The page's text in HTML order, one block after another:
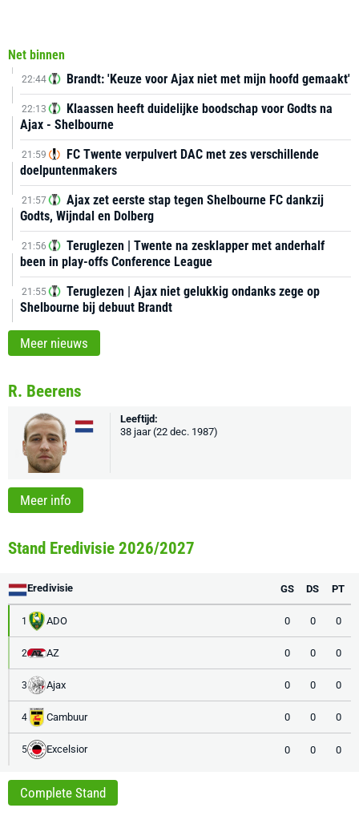
Net binnen
22:44 Brandt: 'Keuze voor Ajax niet met mijn hoofd gemaakt'
22:13
Klaassen heeft duidelijke boodschap voor Godts na
Ajax - Shelbourne
21:59
FC Twente verpulvert DAC met zes verschillende
doelpuntenmakers
21:57
Ajax zet eerste stap tegen Shelbourne FC dankzij
Godts, Wijndal en Dolberg
21:56
Teruglezen | Twente na zesklapper met anderhalf
been in play-offs Conference League
21:55
Teruglezen | Ajax niet gelukkig ondanks zege op
Shelbourne bij debuut Brandt
Meer nieuws
R. Beerens
Leeftijd:
38 jaar (22 dec. 1987)
Meer info
Stand Eredivisie 2026/2027
Eredivisie GS DS PT
1 ADO 0 0 0
2 AZ 0 0 0
3 Ajax 0 0 0
4 Cambuur 0 0 0
5 Excelsior 0 0 0
Complete Stand